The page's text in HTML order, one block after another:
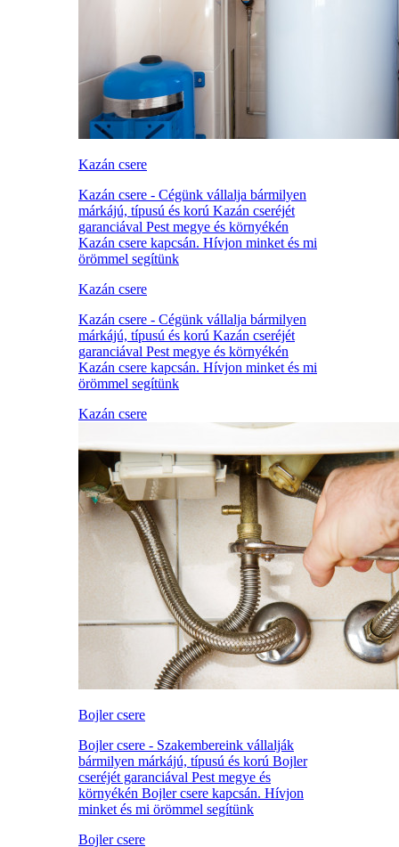
Kazán csere
Kazán csere - Cégünk vállalja bármilyen
márkájú, típusú és korú Kazán cseréjét
garanciával Pest megye és környékén
Kazán csere kapcsán. Hívjon minket és mi
örömmel segítünk
Kazán csere
Kazán csere - Cégünk vállalja bármilyen
márkájú, típusú és korú Kazán cseréjét
garanciával Pest megye és környékén
Kazán csere kapcsán. Hívjon minket és mi
örömmel segítünk
Kazán csere
Bojler csere
Bojler csere - Szakembereink vállalják
bármilyen márkájú, típusú és korú Bojler
cseréjét garanciával Pest megye és
környékén Bojler csere kapcsán. Hívjon
minket és mi örömmel segítünk
Bojler csere